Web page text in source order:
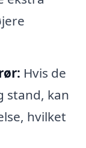
Hvis de
stand, kan
hvilket